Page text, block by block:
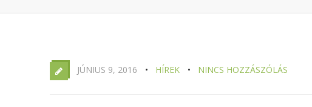
JÚNIUS 9, 2016 HÍREK NINCS HOZZÁSZÓLÁS